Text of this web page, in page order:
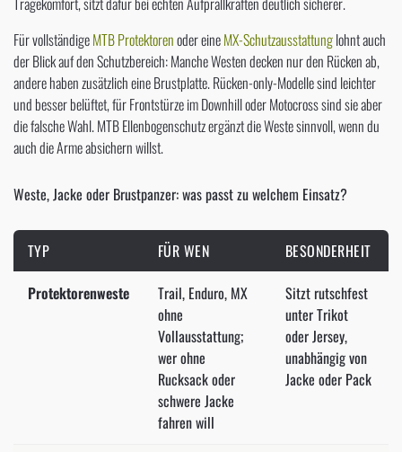
Für vollständigeMTB Protektorenoder eineMX-Schutzausstattunglohnt auch
der Blick auf den Schutzbereich: Manche Westen decken nur den Rücken ab,
andere haben zusätzlich eine Brustplatte. Rücken-only-Modelle sind leichter
und besser belüftet, für Frontstürze im Downhill oder Motocross sind sie aber
die falsche Wahl. MTB Ellenbogenschutz ergänzt die Weste sinnvoll, wenn du
auch die Arme absichern willst.
Weste, Jacke oder Brustpanzer: was passt zu welchem Einsatz?
TYP FÜR WEN
BESONDERHEIT
Protektorenweste
Trail, Enduro, MX
ohne
Vollausstattung;
wer ohne
Rucksack oder
schwere Jacke
fahren will
Sitzt rutschfest
unter Trikot
oder Jersey,
unabhängig von
Jacke oder Pack